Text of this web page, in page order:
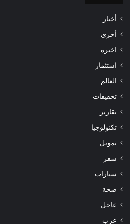
أخبار
أخري
اخيره
استثمار
العالم
تحقيقات
تقارير
تكنولوجيا
تمويل
سفر
سيارات
صحة
عاجل
عرب